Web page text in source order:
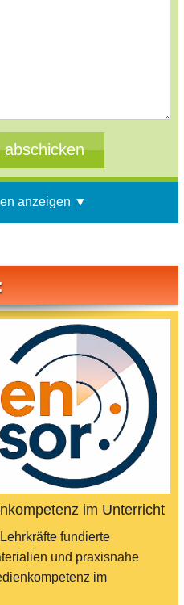
anzeigen ▼
im Unterricht
fundierte
und praxisnahe
im